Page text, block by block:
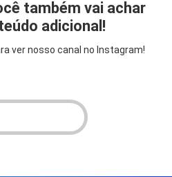
também vai achar
adicional!
ver nosso canal no Instagram!